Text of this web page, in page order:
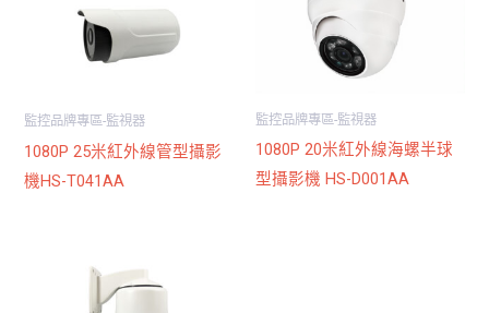
監控品牌專區-監視器
1080P 25米紅外線管型攝影
機HS-T041AA
監控品牌專區-監視器
1080P 20米紅外線海螺半球
型攝影機 HS-D001AA